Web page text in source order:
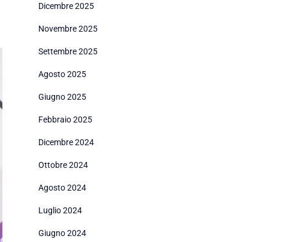
Dicembre 2025
Novembre 2025
Settembre 2025
Agosto 2025
Giugno 2025
Febbraio 2025
Dicembre 2024
Ottobre 2024
Agosto 2024
Luglio 2024
Giugno 2024